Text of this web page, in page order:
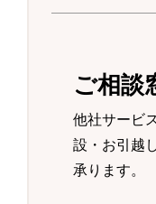
ご相談
他社サービ
設・お引越
承ります。